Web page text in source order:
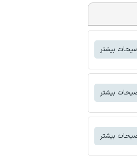
بیشتر
بیشتر
بیشتر